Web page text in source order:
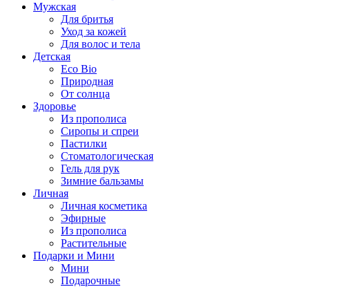
Мужская
Для бритья
Уход за кожей
Для волос и тела
Детская
Eco Bio
Природная
От солнца
Здоровье
Из прополиса
Сиропы и спреи
Пастилки
Стоматологическая
Гель для рук
Зимние бальзамы
Личная
Личная косметика
Эфирные
Из прополиса
Растительные
Подарки и Мини
Мини
Подарочные